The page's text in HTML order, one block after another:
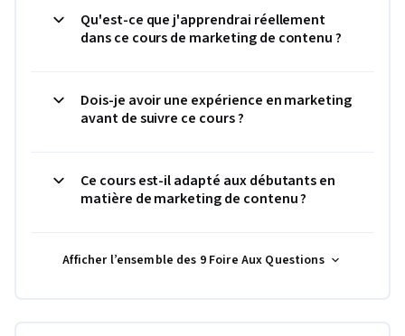
Qu'est-ce que j'apprendrai réellement
dans ce cours de marketing de contenu ?
Dois-je avoir une expérience en marketing
avant de suivre ce cours ?
Ce cours est-il adapté aux débutants en
matière de marketing de contenu ?
Afficher l’ensemble des 9 Foire Aux Questions